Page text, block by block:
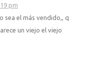
pm
sea el más vendido,, q
un viejo el viejo